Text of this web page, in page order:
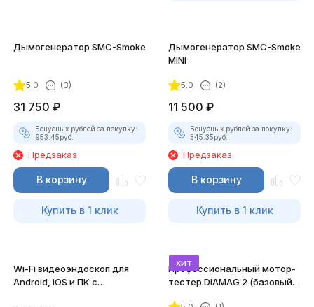
Дымогенератор SMC-Smoke
5.0 (3)
31 750 ₽
Бонусных рублей за покупку:
953.45руб.
Предзаказ
В корзину
Купить в 1 клик
Дымогенератор SMC-Smoke
MINI
5.0 (2)
11 500 ₽
Бонусных рублей за покупку:
345.35руб.
Предзаказ
В корзину
Купить в 1 клик
Wi-Fi видеоэндоскоп для
Android, iOS и ПК с
хит
Профессиональный мотор-
тестер DIAMAG 2 (базовый